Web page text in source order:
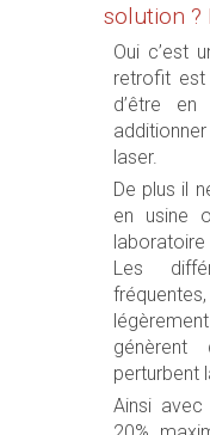
solution ?
Oui c’est
retrofit est
d’être
laser.
De plus il
en usine
Les
perturbent
Ainsi